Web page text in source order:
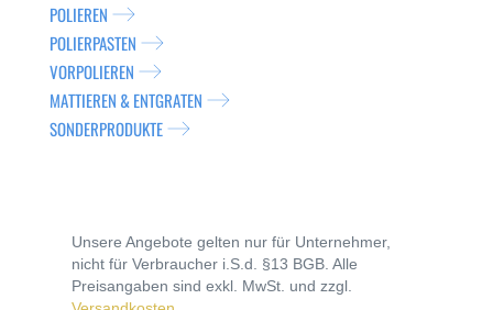
POLIEREN
POLIERPASTEN
VORPOLIEREN
MATTIEREN & ENTGRATEN
SONDERPRODUKTE
Unsere Angebote gelten nur für Unternehmer,
nicht für Verbraucher i.S.d. §13 BGB. Alle
Preisangaben sind exkl. MwSt. und zzgl.